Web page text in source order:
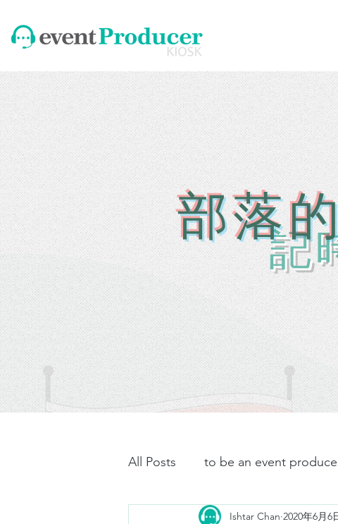
記
部落
All Posts to be an event
Ishtar Chan 2020年6月6